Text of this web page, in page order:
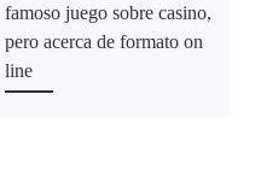
famoso juego sobre casino,
pero acerca de formato on
line